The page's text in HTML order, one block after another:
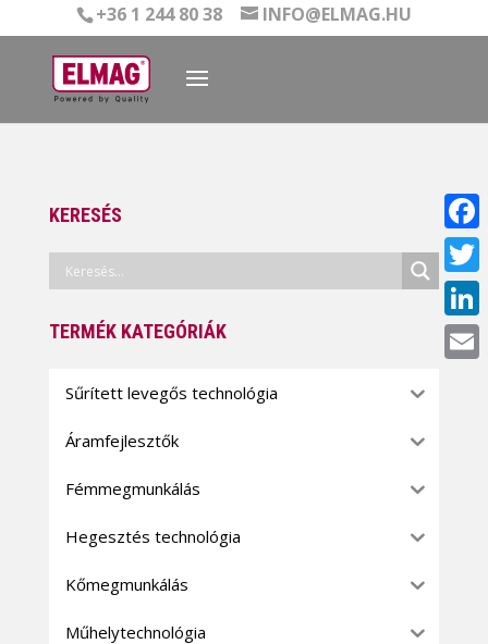
+36 1 244 80 38 INFO@ELMAG.HU
KERESÉS
TERMÉK KATEGÓRIÁK
Sűrített levegős technológia
Áramfejlesztők
Fémmegmunkálás
Hegesztés technológia
Kőmegmunkálás
Műhelytechnológia